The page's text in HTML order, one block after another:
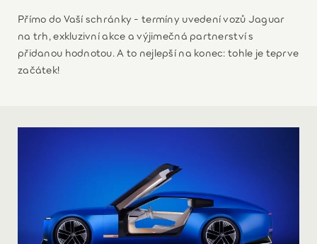
Přímo do Vaší schránky - termíny uvedení vozů Jaguar
na trh, exkluzivní akce a výjimečná partnerství s
přidanou hodnotou. A to nejlepší na konec: tohle je teprve
začátek!